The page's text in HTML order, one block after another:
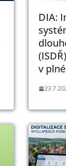
DIA:
v